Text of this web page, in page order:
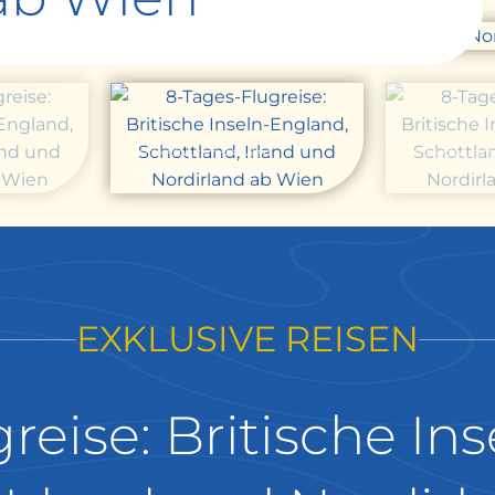
visitlondon.com/Jon Reid
© London & Partners
© London &
EXKLUSIVE REISEN
Britische